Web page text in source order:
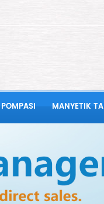
MANYETIK